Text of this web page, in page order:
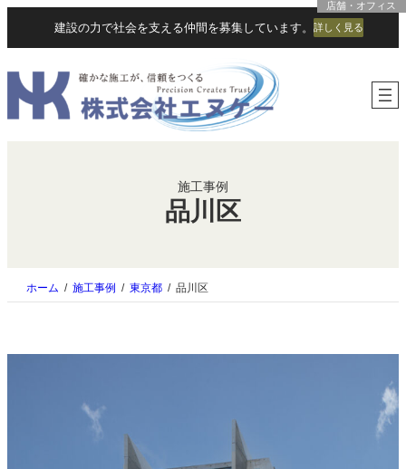
を
プ
建設の力で社会を支える仲間を募集しています。 詳しく見る
施工事例
品川区
ホーム 施工事例 東京都 品川区
店舗・オフィス